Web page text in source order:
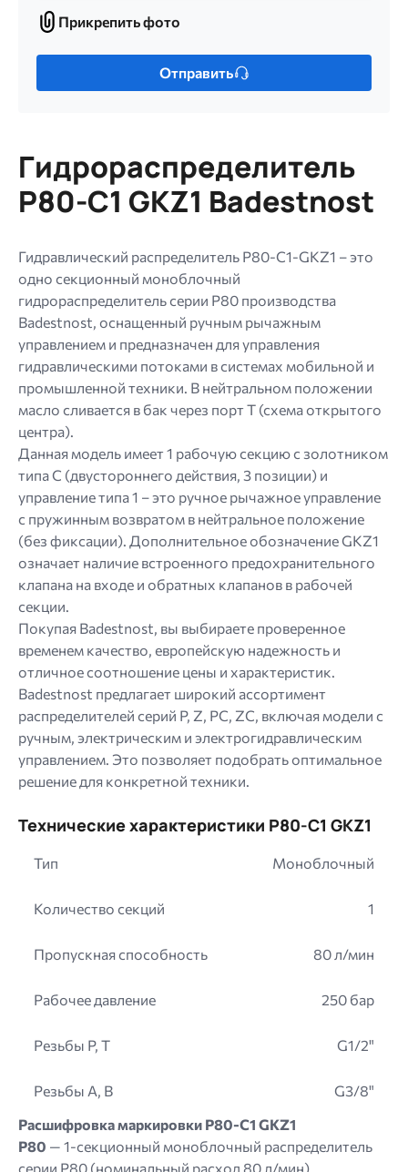
Прикрепить
фото
Прикрепить фото
Только
МБ.
Допустимые
типы:
jpg
jpeg
png.
Отправить
Гидрораспределитель
P80-C1 GKZ1 Badestnost
Гидравлический распределитель P80-C1-GKZ1 – это
одно секционный моноблочный
гидрораспределитель серии P80 производства
Badestnost, оснащенный ручным рычажным
управлением и предназначен для управления
гидравлическими потоками в системах мобильной и
промышленной техники. В нейтральном положении
масло сливается в бак через порт Т (схема открытого
центра).
Данная модель имеет 1 рабочую секцию с золотником
типа C (двустороннего действия, 3 позиции) и
управление типа 1 – это ручное рычажное управление
с пружинным возвратом в нейтральное положение
(без фиксации). Дополнительное обозначение GKZ1
означает наличие встроенного предохранительного
клапана на входе и обратных клапанов в рабочей
секции.
Покупая Badestnost, вы выбираете проверенное
временем качество, европейскую надежность и
отличное соотношение цены и характеристик.
Badestnost предлагает широкий ассортимент
распределителей серий P, Z, PC, ZC, включая модели с
ручным, электрическим и электрогидравлическим
управлением. Это позволяет подобрать оптимальное
решение для конкретной техники.
Технические характеристики P80-C1 GKZ1
Тип Моноблочный
Количество секций 1
Пропускная способность 80 л/мин
Рабочее давление 250 бар
Резьбы P, T G1/2"
Резьбы A, B
G3/8"
Расшифровка маркировки P80-C1 GKZ1
P80 — 1-секционный моноблочный распределитель
серии P80 (номинальный расход 80 л/мин)